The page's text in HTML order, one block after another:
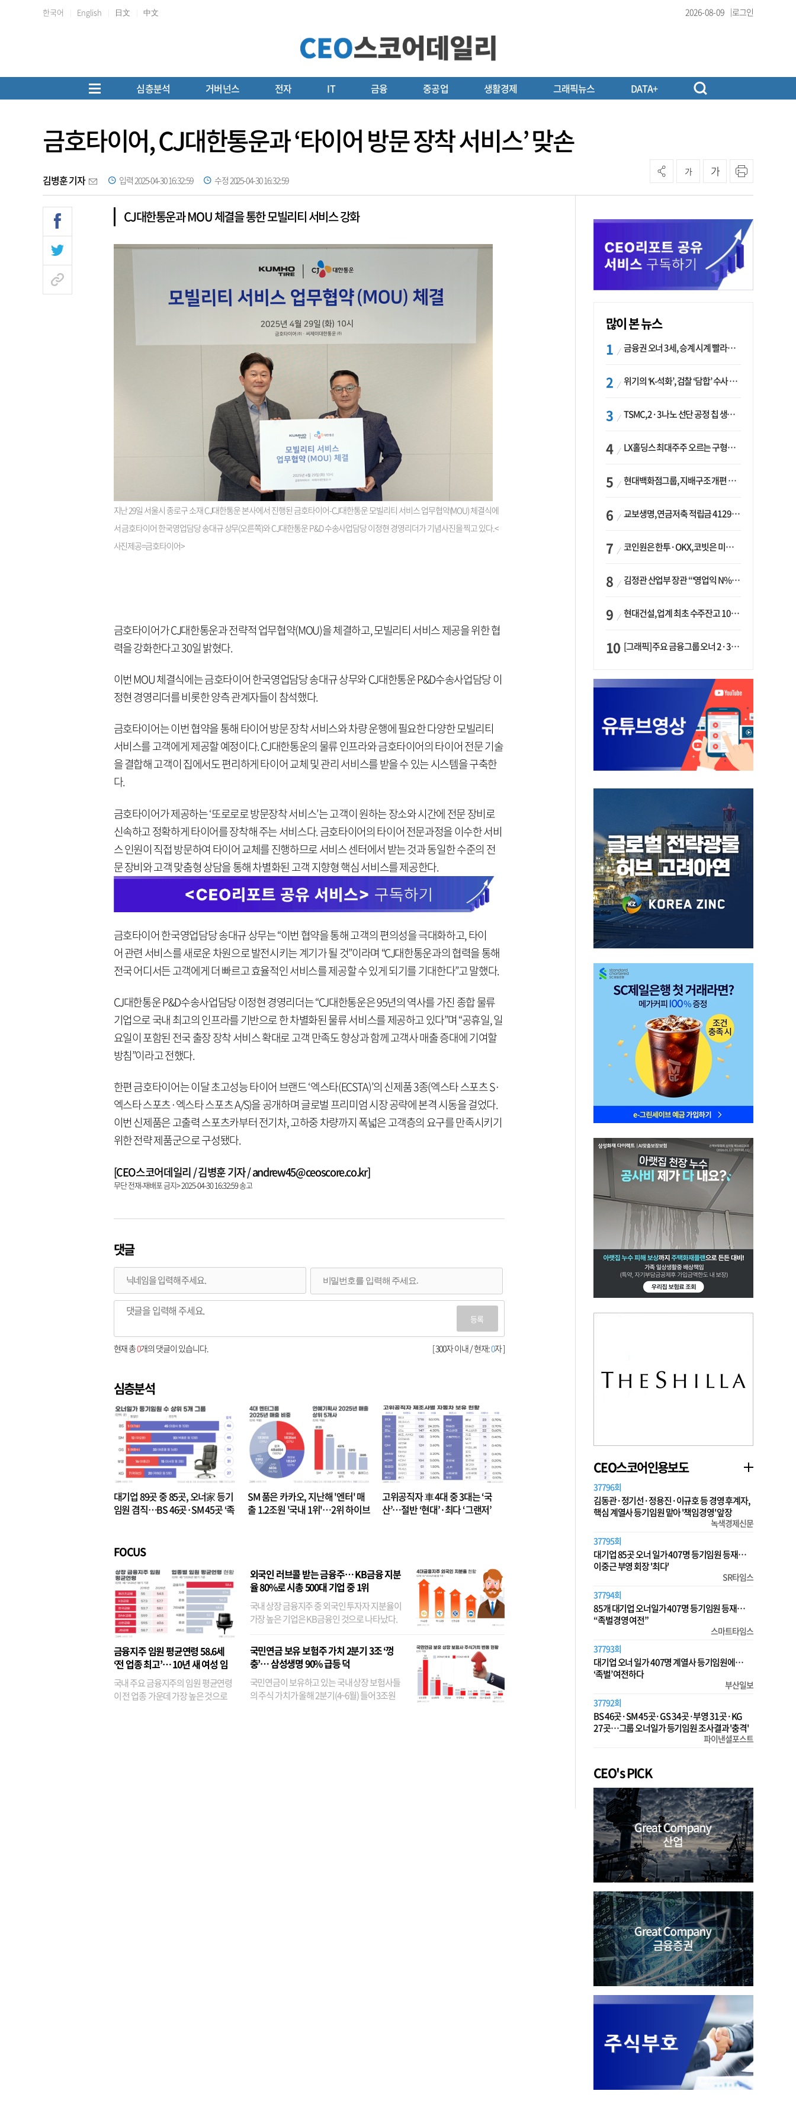
한국어 English 日文 中文 2026-08-09 로그인
심층분석 거버넌스 전자 IT 금융 중공업 생활경제 그래픽뉴스 DATA+
금호타이어, CJ대한통운과 ‘타이어 방문 장착 서비스’ 맞손
김병훈 기자 입력 2025-04-30 16:32:59 수정 2025-04-30 16:32:59
가 가
CJ대한통운과 MOU 체결을 통한 모빌리티 서비스 강화
지난 29일 서울시 종로구 소재 CJ대한통운 본사에서 진행된 금호타이어-CJ대한통운 모빌리티 서비스 업무협약(MOU) 체결식에
서 금호타이어 한국영업담당 송대규 상무(오른쪽)와 CJ대한통운 P&D 수송사업담당 이정현 경영리더가 기념사진을 찍고 있다.<
사진제공=금호타이어>
금호타이어가 CJ대한통운과 전략적 업무협약(MOU)을 체결하고, 모빌리티 서비스 제공을 위한 협
력을 강화한다고 30일 밝혔다.
이번 MOU 체결식에는 금호타이어 한국영업담당 송대규 상무와 CJ대한통운 P&D수송사업담당 이
정현 경영리더를 비롯한 양측 관계자들이 참석했다.
금호타이어는 이번 협약을 통해 타이어 방문 장착 서비스와 차량 운행에 필요한 다양한 모빌리티
서비스를 고객에게 제공할 예정이다. CJ대한통운의 물류 인프라와 금호타이어의 타이어 전문 기술
을 결합해 고객이 집에서도 편리하게 타이어 교체 및 관리 서비스를 받을 수 있는 시스템을 구축한
다.
금호타이어가 제공하는 ‘또로로로 방문장착 서비스’는 고객이 원하는 장소와 시간에 전문 장비로
신속하고 정확하게 타이어를 장착해 주는 서비스다. 금호타이어의 타이어 전문과정을 이수한 서비
스 인원이 직접 방문하여 타이어 교체를 진행하므로 서비스 센터에서 받는 것과 동일한 수준의 전
문 장비와 고객 맞춤형 상담을 통해 차별화된 고객 지향형 핵심 서비스를 제공한다.
금호타이어 한국영업담당 송대규 상무는 “이번 협약을 통해 고객의 편의성을 극대화하고, 타이
어 관련 서비스를 새로운 차원으로 발전시키는 계기가 될 것”이라며 “CJ대한통운과의 협력을 통해
전국 어디서든 고객에게 더 빠르고 효율적인 서비스를 제공할 수 있게 되기를 기대한다”고 말했다.
CJ대한통운 P&D수송사업담당 이정현 경영리더는 “CJ대한통운은 95년의 역사를 가진 종합 물류
기업으로 국내 최고의 인프라를 기반으로 한 차별화된 물류 서비스를 제공하고 있다”며 “공휴일, 일
요일이 포함된 전국 출장 장착 서비스 확대로 고객 만족도 향상과 함께 고객사 매출 증대에 기여할
방침”이라고 전했다.
한편 금호타이어는 이달 초고성능 타이어 브랜드 ‘엑스타(ECSTA)’의 신제품 3종(엑스타 스포츠 S·
엑스타 스포츠·엑스타 스포츠 A/S)을 공개하며 글로벌 프리미엄 시장 공략에 본격 시동을 걸었다.
이번 신제품은 고출력 스포츠카부터 전기차, 고하중 차량까지 폭넓은 고객층의 요구를 만족시키기
위한 전략 제품군으로 구성됐다.
[CEO스코어데일리 / 김병훈 기자 / andrew45@ceoscore.co.kr]
무단 전재-재배포 금지> 2025-04-30 16:32:59 송고
댓글
등록
[ 300자 이내 / 현재:0자 ]
현재 총0개의 댓글이 있습니다.
심층분석
대기업 89곳 중 85곳, 오너家 등기
임원 겸직…BS 46곳·SM 45곳 ‘족
SM 품은 카카오, 지난해 '엔터' 매
출 1.2조원 '국내 1위'…2위 하이브
고위공직자 車 4대 중 3대는 ‘국
산’…절반 ‘현대’·최다 ‘그랜저’
FOCUS
금융지주 임원 평균연령 58.6세
‘전 업종 최고’… 10년 새 여성 임
원은 14배 껑충
국내 주요 금융지주의 임원 평균연령
이 전 업종 가운데 가장 높은 것으로
외국인 러브콜 받는 금융주… KB금융 지분
율 80%로 시총 500대 기업 중 1위
국내 상장 금융지주 중 외국인 투자자 지분율이
가장 높은 기업은 KB금융인 것으로 나타났다.
융이었다. 특히 KB금융은 지난달 말 기준 해외
기관투자자 지분율이...
국민연금 보유 보험주 가치 2분기 3조 ‘껑
충’… 삼성생명 90% 급등 덕
국민연금이 보유하고 있는 국내 상장 보험사들
의 주식 가치가 올해 2분기(4~6월) 들어 3조원
많이 본 뉴스
금융권 오너 3세, 승계 시계 빨라지나…한국투자 ‘속도’·미래에셋·메리츠는 ‘거리두기’
위기의 ‘K-석화’, 검찰 ‘담합’ 수사 착수…“LG·한화·롯데 등 7개 업체, 8개 제품 가격 담합”
TSMC, 2·3나노 선단 공정 칩 생산 가속화…삼성, 파운드리 확장 변수 맞나
LX홀딩스 최대주주 오르는 구형모 사장…계열사 실적 개선 ‘과제’
현대백화점그룹, 지배구조 개편 작업…지주사 행위제한 요건 해소
교보생명, 연금저축 적립금 4129억 증가 ‘1위’…KB라이프는 최대 감소율
코인원은 한투·OKX, 코빗은 미래에셋…중소 거래소 ‘금융 동맹’ 승부수
김정관 산업부 장관 “‘영업익 N% 성과급’ 지급 반대…주주·투자자 이익 반해”
현대건설, 업계 최초 수주잔고 100조 돌파…하반기 ‘원전’ 수주 드라이브
[그래픽] 주요 금융그룹 오너 2·3세 현황
CEO스코어인용보도
37796회
김동관·정기선·정용진·이규호 등 경영 후계자,
핵심 계열사 등기임원 맡아 '책임경영' 앞장
녹색경제신문
37795회
대기업 85곳 오너 일가 407명 등기임원 등재…
이중근 부영 회장 '최다'
SR타임스
37794회
85개 대기업 오너일가 407명 등기임원 등재…
“족벌경영 여전”
스마트타임스
37793회
대기업 오너 일가 407명 계열사 등기임원에…
‘족벌’ 여전하다
부산일보
37792회
BS 46곳·SM 45곳·GS 34곳·부영 31곳·KG
27곳…그룹 오너일가 등기임원 조사결과 '충격'
파이낸셜포스트
CEO's PICK